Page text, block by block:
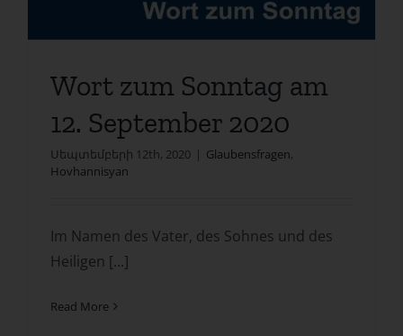
Wort zum Sonntag am
12. September 2020
Սեպտեմբերի 12th, 2020 | Glaubensfragen,
Hovhannisyan
Im Namen des Vater, des Sohnes und des
Heiligen [...]
Read More